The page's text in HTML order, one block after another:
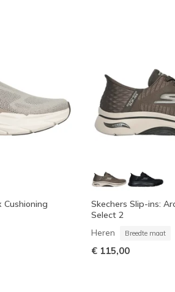
Cushioning
Skechers Slip-ins:
Select 2
Heren Breedte maat
€ 115,00